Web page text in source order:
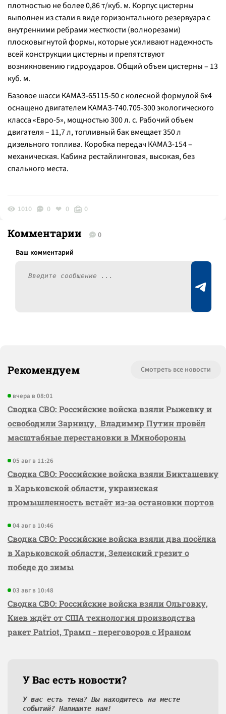
плотностью не более 0,86 т/куб. м. Корпус цистерны
выполнен из стали в виде горизонтального резервуара с
внутренними ребрами жесткости (волнорезами)
плосковыгнутой формы, которые усиливают надежность
всей конструкции цистерны и препятствуют
возникновению гидроударов. Общий объем цистерны – 13
куб. м.
Базовое шасси КАМАЗ-65115-50 с колесной формулой 6х4
оснащено двигателем КАМАЗ-740.705-300 экологического
класса «Евро-5», мощностью 300 л. с. Рабочий объем
двигателя – 11,7 л, топливный бак вмещает 350 л
дизельного топлива. Коробка передач КАМАЗ-154 –
механическая. Кабина рестайлинговая, высокая, без
спального места.
1010 0 0 0
Комментарии 0
Рекомендуем Смотреть все новости
вчера в 08:01
Сводка СВО: Российские войска взяли Рыжевку и
освободили Зарницу, Владимир Путин провёл
масштабные перестановки в Минобороны
05 авг в 11:26
Сводка СВО: Российские войска взяли Бикташевку
в Харьковской области, украинская
промышленность встаёт из-за остановки портов
04 авг в 10:46
Сводка СВО: Российские войска взяли два посёлка
в Харьковской области, Зеленский грезит о
победе до зимы
03 авг в 10:48
Сводка СВО: Российские войска взяли Ольговку,
Киев ждёт от США технология производства
ракет Patriot, Трамп - переговоров с Ираном
У Вас есть новости?
У вас есть тема? Вы находитесь на месте
событий? Напишите нам!